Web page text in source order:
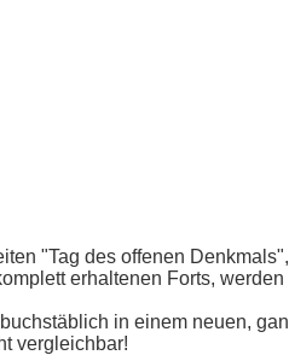
"Tag des offenen
erhaltenen Forts,
in einem neuen,
vergleichbar!